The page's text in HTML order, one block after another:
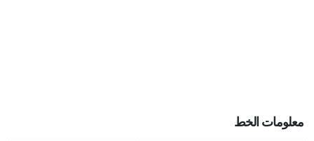
معلومات الخط